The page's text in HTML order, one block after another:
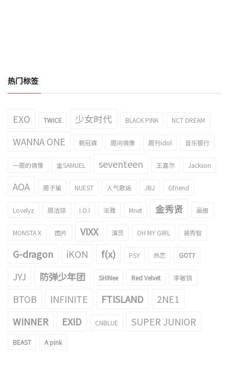
热门标签
EXO TWICE 少女时代 BLACK PINK NCT DREAM
WANNA ONE 赖冠霖 周间偶像 周刊idol 音乐银行
一周的偶像 金SAMUEL seventeen 王嘉尔 Jackson
AOA 周子瑜 NUEST 人气歌谣 JBJ Gfriend
Lovelyz 周洁琼 I.O.I 泫雅 Mnet 金秀贤 画报
MONSTA X 图片 VIXX 演员 OH MY GIRL 裴秀智
G-dragon iKON f(x) PSY 热恋 GOT7
JYJ 防弹少年团 SHINee Red Velvet 李敏镐
BTOB INFINITE FTISLAND
2NE1
WINNER
EXID CNBLUE SUPER JUNIOR
BEAST A pink